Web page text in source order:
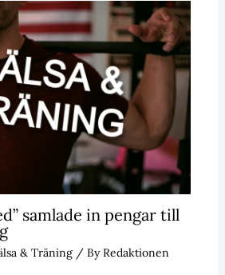
samlade in pengar till
& Träning/ ByRedaktionen